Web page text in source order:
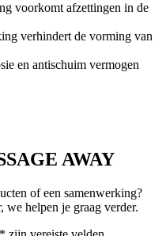
voorkomt afzettingen in de
verhindert de vorming van
en antischuim vermogen
AWAY
of een samenwerking?
we helpen je graag verder.